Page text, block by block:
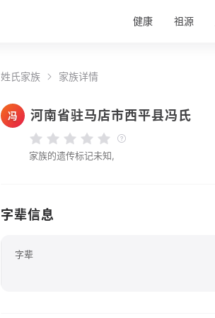
健康 祖源
姓氏家族 家族详情
冯 河南省驻马店市西平县冯氏
家族的遗传标记未知,
字辈信息
字辈